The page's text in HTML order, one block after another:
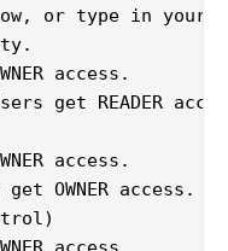
or type in your
access.
get READER
access.
OWNER access.